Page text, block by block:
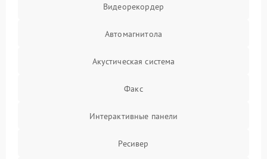
Видеорекордер
Автомагнитола
Акустическая система
Факс
Интерактивные панели
Ресивер